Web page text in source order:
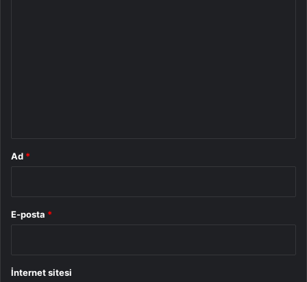
Ad *
E-posta *
İnternet sitesi